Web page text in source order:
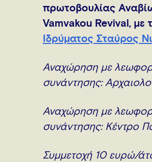
πρωτοβουλίας
Vamvakou Revival, με
Ιδρύματος Σταύρος
Αναχώρηση με
συνάντησης:
Αναχώρηση με
συνάντησης: Κέντρο
Συμμετοχή 10 ευρώ/